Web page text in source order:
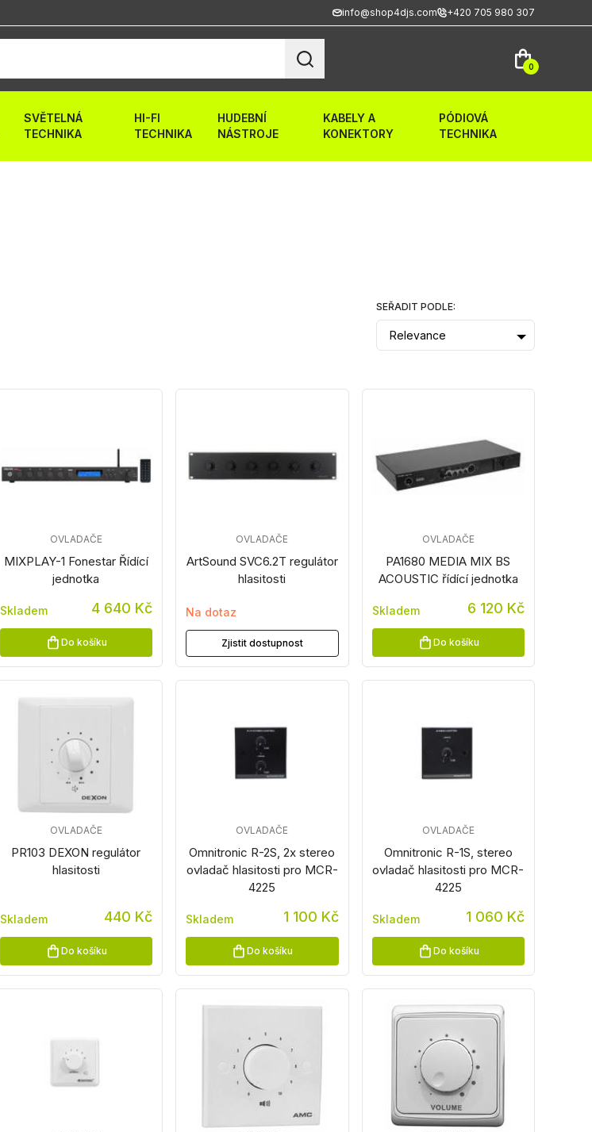
info@shop4djs.com +420 705 980 307
0
SVĚTELNÁ
TECHNIKA
HI-FI
TECHNIKA
HUDEBNÍ
NÁSTROJE
KABELY A
KONEKTORY
PÓDIOVÁ
TECHNIKA
SEŘADIT PODLE:
Relevance
MIXPLAY-1 Fonestar Řídící
jednotka
OVLADAČE
Skladem 4 640 Kč
Do košíku
ArtSound SVC6.2T regulátor
hlasitosti
OVLADAČE
Na dotaz
Zjistit dostupnost
PA1680 MEDIA MIX BS
ACOUSTIC řídící jednotka
OVLADAČE
Skladem 6 120 Kč
Do košíku
PR103 DEXON regulátor
hlasitosti
OVLADAČE
Skladem 440 Kč
Do košíku
Omnitronic R-2S, 2x stereo
ovladač hlasitosti pro MCR-
4225
OVLADAČE
Skladem 1 100 Kč
Do košíku
Omnitronic R-1S, stereo
ovladač hlasitosti pro MCR-
4225
OVLADAČE
Skladem 1 060 Kč
Do košíku